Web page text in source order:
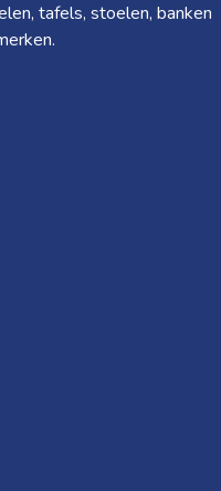
tafels, stoelen, banken